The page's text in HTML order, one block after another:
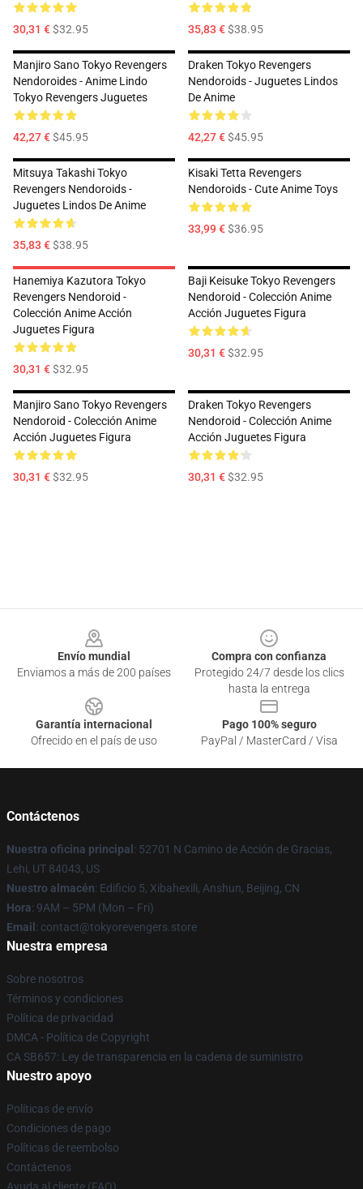
30,31 €$32.95 35,83 €$38.95
Manjiro Sano Tokyo Revengers
Nendoroides - Anime Lindo
Tokyo Revengers Juguetes
42,27 €$45.95
Draken Tokyo Revengers
Nendoroids - Juguetes Lindos
De Anime
42,27 €$45.95
Mitsuya Takashi Tokyo
Revengers Nendoroids -
Juguetes Lindos De Anime
35,83 €$38.95
Kisaki Tetta Revengers
Nendoroids - Cute Anime Toys
33,99 €$36.95
Hanemiya Kazutora Tokyo
Revengers Nendoroid -
Colección Anime Acción
Juguetes Figura
30,31 €$32.95
Baji Keisuke Tokyo Revengers
Nendoroid - Colección Anime
Acción Juguetes Figura
30,31 €$32.95
Manjiro Sano Tokyo Revengers
Nendoroid - Colección Anime
Acción Juguetes Figura
30,31 €$32.95
Draken Tokyo Revengers
Nendoroid - Colección Anime
Acción Juguetes Figura
30,31 €$32.95
Envío mundial
Enviamos a más de 200 países
Compra con confianza
Protegido 24/7 desde los clics
hasta la entrega
Garantía internacional
Ofrecido en el país de uso
Pago 100% seguro
PayPal / MasterCard / Visa
Contáctenos
Nuestra oficina principal : 52701 N Camino de Acción de Gracias,
Lehi, UT 84043, US
Nuestro almacén: Edificio 5, Xibahexili, Anshun, Beijing, CN
Hora: 9AM – 5PM (Mon – Fri)
Email : contact@tokyorevengers.store
Nuestra empresa
Sobre nosotros
Términos y condiciones
Política de privacidad
DMCA - Política de Copyright
CA SB657: Ley de transparencia en la cadena de suministro
Nuestro apoyo
Políticas de envío
Condiciones de pago
Políticas de reembolso
Contáctenos